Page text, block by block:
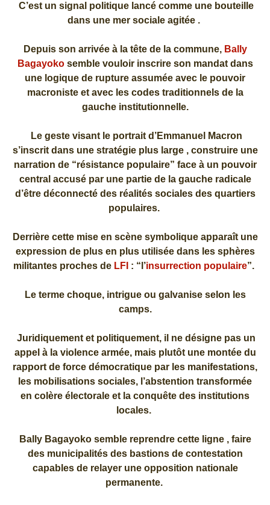
C’est un signal politique lancé comme une bouteille
dans une mer sociale agitée .
Depuis son arrivée à la tête de la commune, Bally
Bagayokosemble vouloir inscrire son mandat dans
une logique de rupture assumée avec le pouvoir
macroniste et avec les codes traditionnels de la
gauche institutionnelle.
Le geste visant le portrait d’Emmanuel Macron
s’inscrit dans une stratégie plus large , construire une
narration de “résistance populaire” face à un pouvoir
central accusé par une partie de la gauche radicale
d’être déconnecté des réalités sociales des quartiers
populaires.
Derrière cette mise en scène symbolique apparaît une
expression de plus en plus utilisée dans les sphères
militantes proches de LFI : “l’insurrection populaire”.
Le terme choque, intrigue ou galvanise selon les
camps.
Juridiquement et politiquement, il ne désigne pas un
appel à la violence armée, mais plutôt une montée du
rapport de force démocratique par les manifestations,
les mobilisations sociales, l’abstention transformée
en colère électorale et la conquête des institutions
locales.
Bally Bagayoko semble reprendre cette ligne , faire
des municipalités des bastions de contestation
capables de relayer une opposition nationale
permanente.